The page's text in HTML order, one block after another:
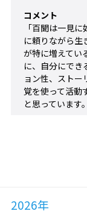
コメント
「百聞は一見
に頼りながら生
が特に増えてい
に、自分にでき
ョン性、スト
覚を使って活動
と思っています。
2026年